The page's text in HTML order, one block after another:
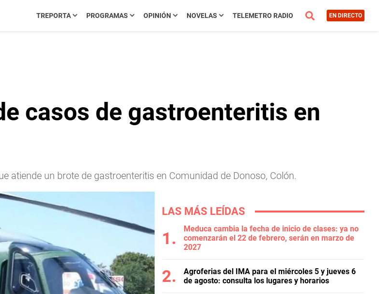
TREPORTA PROGRAMAS OPINIÓN NOVELAS TELEMETRO RADIO EN DIRECTO
casos de gastroenteritis en
atiende un brote de gastroenteritis en Comunidad de Donoso, Colón.
LAS MÁS LEÍDAS
Meduca cambia la fecha de inicio de clases: ya no
comenzarán el 22 de febrero, serán en marzo de
2027
Agroferias del IMA para el miércoles 5 y jueves 6
de agosto: consulta los lugares y horarios